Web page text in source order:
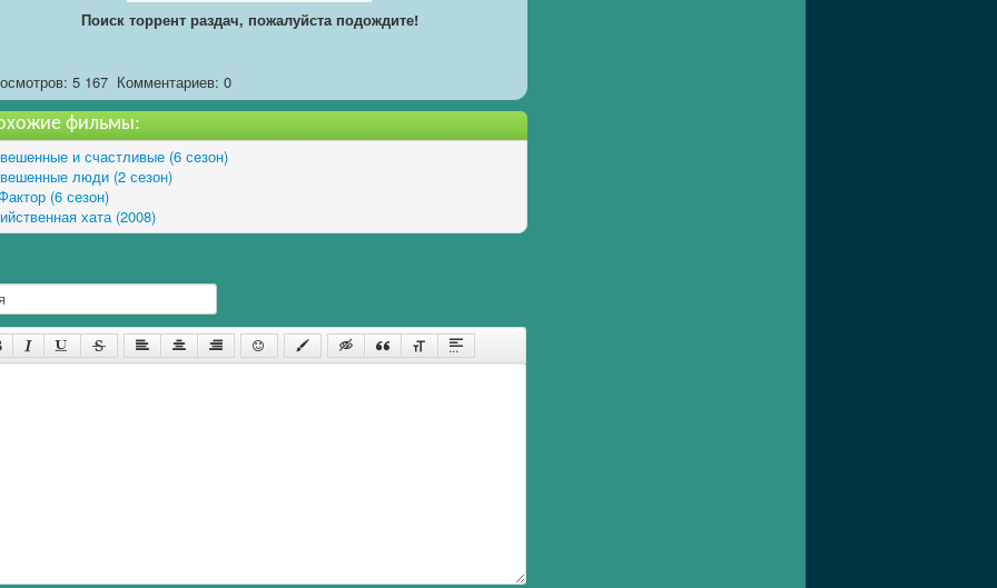
Поиск торрент раздач, пожалуйста подождите!
5 167 Комментариев: 0
фильмы:
и счастливые (6 сезон)
люди (2 сезон)
(6 сезон)
хата (2008)